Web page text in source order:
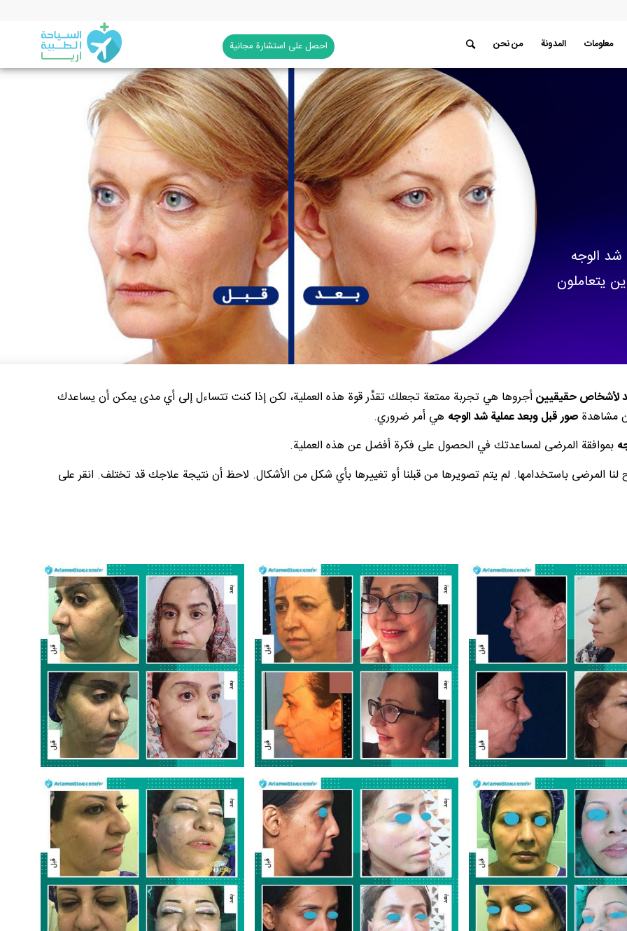
معلومات المدونة من نحن احصل على استشارة مجانية
الوجه
يتعاملون
لأشخاص حقيقيينأجروها هي تجربة ممتعة تجعلك تقدِّر قوة هذه العملية، لكن إذا كنت تتساءل إلى أي مدى يمكن أن يساعدك
مشاهدة صور قبل وبعد عملية شد الوجه هي أمر ضروري.
بموافقة المرضى لمساعدتك في الحصول على فكرة أفضل عن هذه العملية.
المرضى باستخدامها. لم يتم تصويرها من قبلنا أو تغييرها بأي شكل من الأشكال. لاحظ أن نتيجة علاجك قد تختلف. انقر على